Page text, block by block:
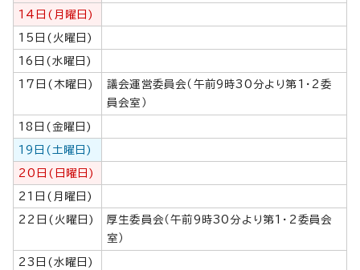
14日(月曜日)
15日(火曜日)
16日(水曜日)
17日(木曜日)
議会運営委員会（午前9時30分より第1・2委
員会室）
18日(金曜日)
19日(土曜日)
20日(日曜日)
21日(月曜日)
22日(火曜日)
厚生委員会（午前9時30分より第1・2委員会
室）
23日(水曜日)